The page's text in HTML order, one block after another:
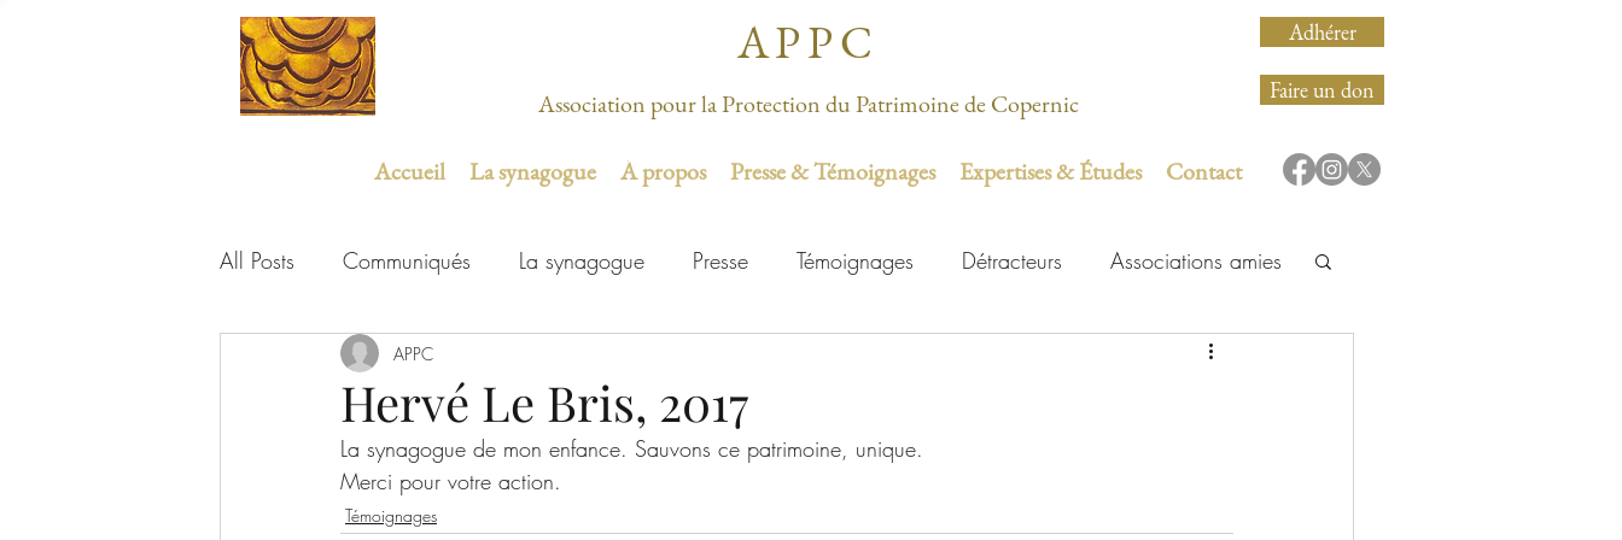
APPC
Association pour la Protection du Patrimoine de Copernic
Adhérer
Faire un don
Accueil La synagogue À propos Presse & Témoignages Expertises & Études Contact
All Posts Communiqués La synagogue Presse Témoignages Détracteurs Associations amies
Études et expertises
Hervé Le Bris, 2017
APPC
La synagogue de mon enfance. Sauvons ce patrimoine, unique.
Merci pour votre action.
Témoignages